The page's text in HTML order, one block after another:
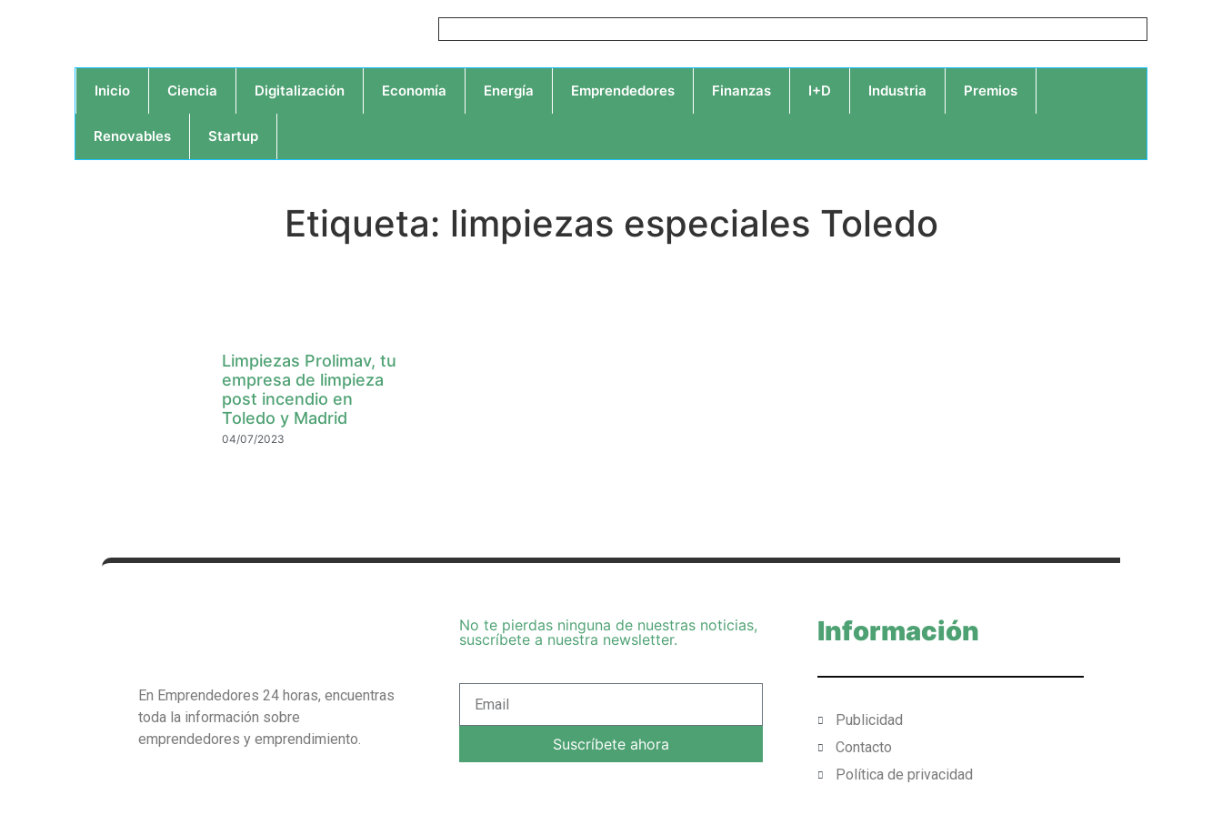
Inicio Ciencia Digitalización Economía Energía Emprendedores Finanzas I+D Industria Premios
Renovables Startup
Etiqueta: limpiezas especiales Toledo
Limpiezas Prolimav, tu
empresa de limpieza
post incendio en
Toledo y Madrid
04/07/2023
En Emprendedores 24 horas, encuentras
toda la información sobre
emprendedores y emprendimiento.
No te pierdas ninguna de nuestras noticias,
suscríbete a nuestra newsletter.
Suscríbete ahora
Información
Publicidad
Contacto
Política de privacidad